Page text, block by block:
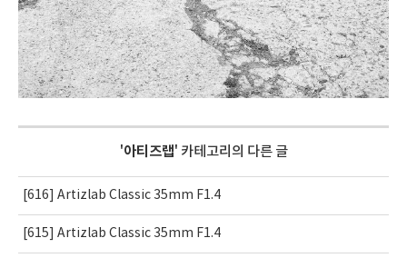
'아티즈랩' 카테고리의 다른 글
[616] Artizlab Classic 35mm F1.4
[615] Artizlab Classic 35mm F1.4